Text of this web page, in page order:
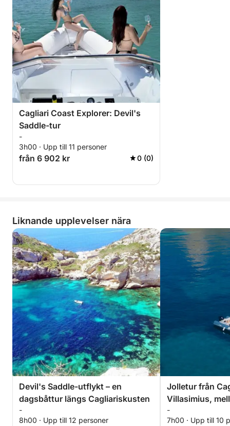
Cagliari Coast Explorer: Devil's
Saddle-tur
-
3h00 · Upp till 11 personer
från 6 902 kr 0 (0)
Liknande upplevelser nära
Devil's Saddle-utflykt – en
dagsbåttur längs Cagliariskusten
-
8h00 · Upp till 12 personer
Jolletur från
Villasimius,
kristallklart hav
-
7h00 · Upp till 10